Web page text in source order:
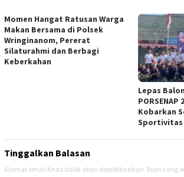
Momen Hangat Ratusan Warga
Makan Bersama di Polsek
Wringinanom, Pererat
Silaturahmi dan Berbagi
Keberkahan
Lepas
Kobarkan
Sportivitas
Tinggalkan Balasan
Alamat email Anda tidak akan dipublikasikan. Ruas yang